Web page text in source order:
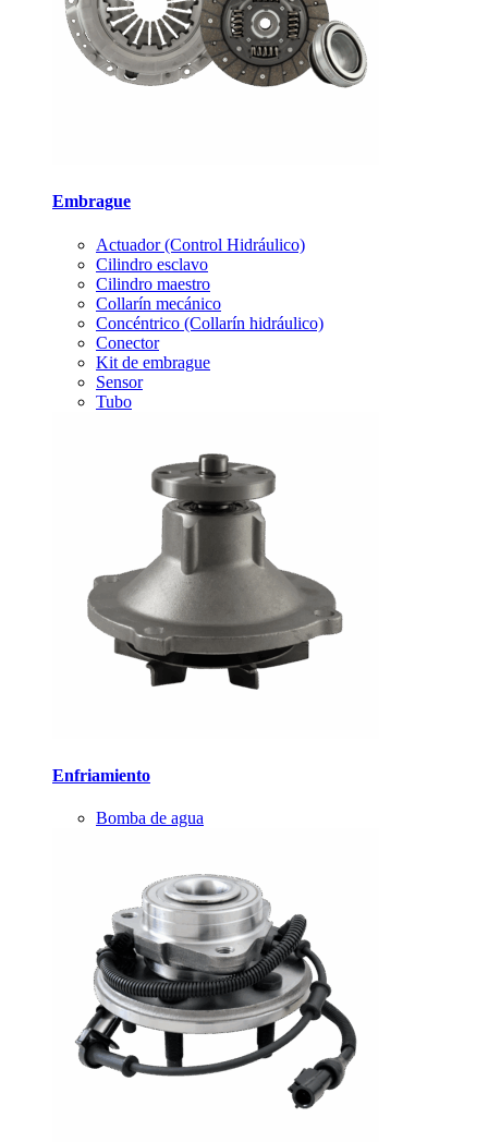
Embrague
Actuador (Control Hidráulico)
Cilindro esclavo
Cilindro maestro
Collarín mecánico
Concéntrico (Collarín hidráulico)
Conector
Kit de embrague
Sensor
Tubo
Enfriamiento
Bomba de agua